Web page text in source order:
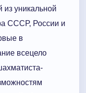
из уникальной
СССР, России и
в
всецело